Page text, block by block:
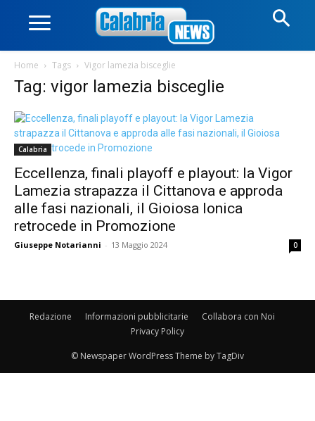
Home Tags Vigor lamezia bisceglie
Tag: vigor lamezia bisceglie
Calabria
Eccellenza, finali playoff e playout: la Vigor
Lamezia strapazza il Cittanova e approda
alle fasi nazionali, il Gioiosa Ionica
retrocede in Promozione
Giuseppe Notarianni - 13 Maggio 2024 0
Redazione Informazioni pubblicitarie
Collabora con Noi
Privacy Policy
© Newspaper WordPress Theme by TagDiv